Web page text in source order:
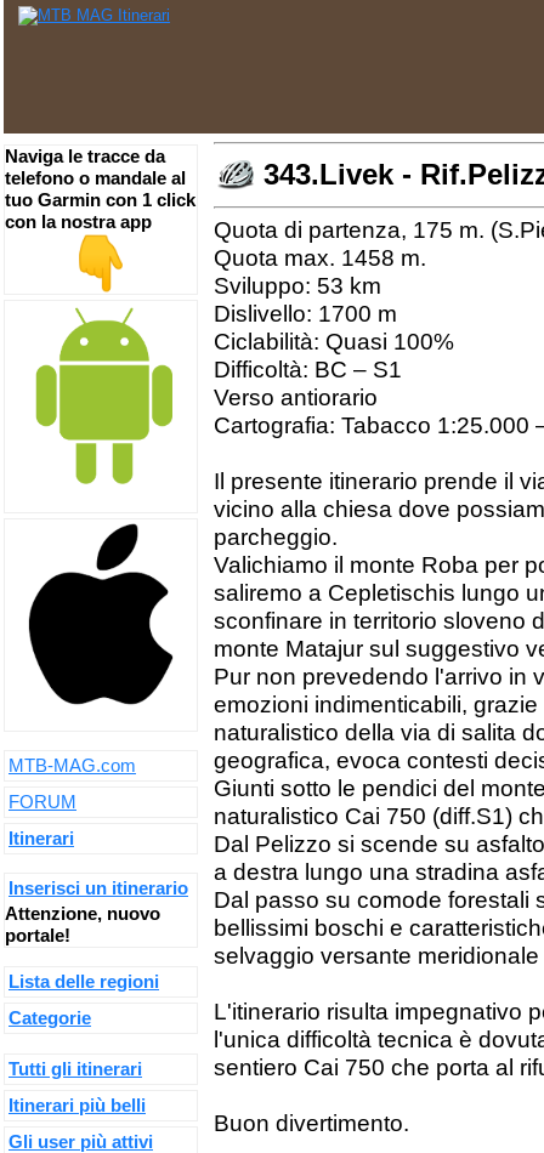
343.Livek -
Quota di partenza, 175 m.
Quota max. 1458 m.
Sviluppo: 53 km
Dislivello: 1700 m
Ciclabilità: Quasi 100%
Difficoltà: BC – S1
Verso antiorario
Cartografia: Tabacco 1:25.000
Il presente itinerario prende il
vicino alla chiesa dove
parcheggio.
Valichiamo il monte Roba per
saliremo a Cepletischis lungo
sconfinare in territorio sloveno
monte Matajur sul suggestivo
Pur non prevedendo l'arrivo in
emozioni indimenticabili,
naturalistico della via di salita
geografica, evoca contesti
Giunti sotto le pendici del
naturalistico Cai 750 (diff.S1)
Dal Pelizzo si scende su
a destra lungo una stradina
Dal passo su comode forestali
bellissimi boschi e
selvaggio versante
L'itinerario risulta impegnativo
l'unica difficoltà tecnica è
sentiero Cai 750 che porta al
Buon divertimento.
Naviga le tracce da
telefono o mandale al
tuo Garmin con 1 click
con la nostra app
MTB-MAG.com
FORUM
Itinerari
Inserisci un itinerario
Attenzione, nuovo
portale!
Lista delle regioni
Categorie
Tutti gli itinerari
Itinerari più belli
Gli user più attivi